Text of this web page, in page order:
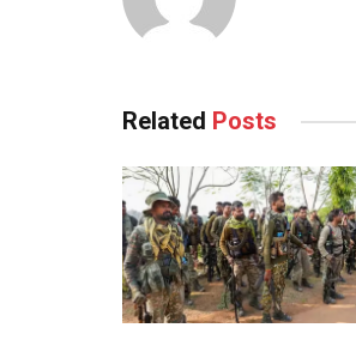
Related Posts